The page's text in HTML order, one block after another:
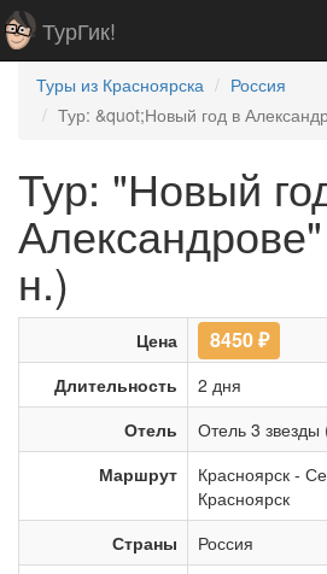
ТурГик!
Туры из Красноярска
Россия
Тур: &quot;Новый год в
Тур: "Новый
н.)
Цена 8450₽
Длительность
2 дня
Отель
Отель 3 звезды
Маршрут
Красноярск -
Красноярск
Страны
Россия